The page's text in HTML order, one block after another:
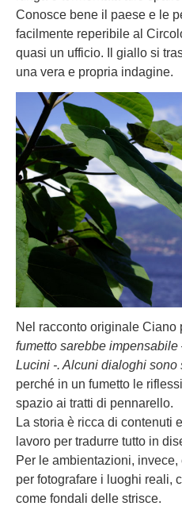
Conosce bene il paese e le
facilmente reperibile al
quasi un ufficio. Il giallo si
una vera e propria indagine.
Nel racconto originale Ciano
fumetto sarebbe
Lucini -. Alcuni dialoghi sono
perché in un fumetto le
spazio ai tratti di pennarello.
La storia è ricca di contenuti
lavoro per tradurre tutto in
Per le ambientazioni,
per fotografare i luoghi reali,
come fondali delle strisce.